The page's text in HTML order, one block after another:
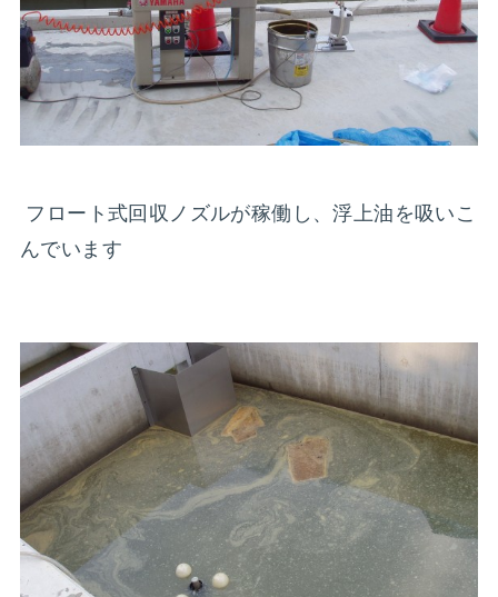
フロート式回収ノズルが稼働し、浮上油を吸いこ
んでいます